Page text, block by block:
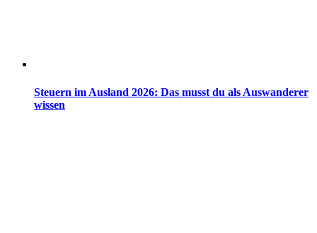
Steuern im Ausland 2026: Das musst du als Auswanderer
wissen